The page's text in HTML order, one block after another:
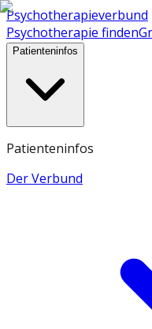
Psychotherapieverbund
Psychotherapie finden
Patienteninfos
Patienteninfos
Der Verbund